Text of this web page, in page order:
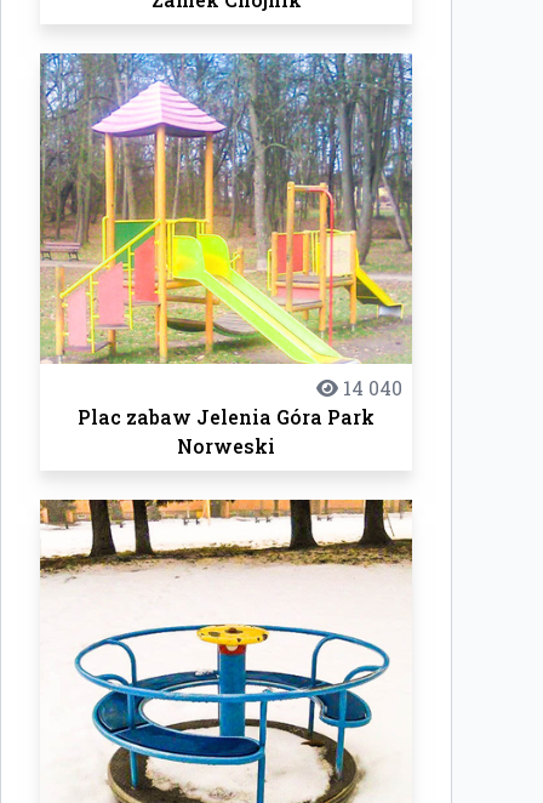
14 040
Plac zabaw Jelenia Góra Park
Norweski